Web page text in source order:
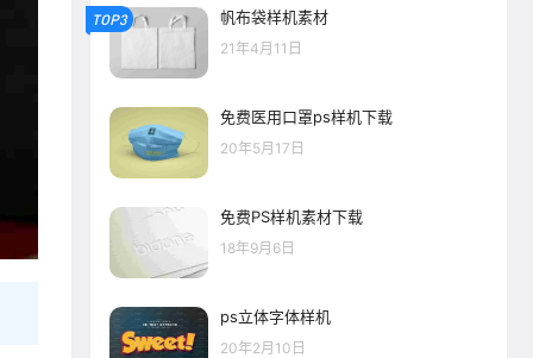
TOP3 帆布袋样机素材
21年4月11日
免费医用口罩ps样机下载
20年5月17日
免费PS样机素材下载
18年9月6日
ps立体字体样机
20年2月10日